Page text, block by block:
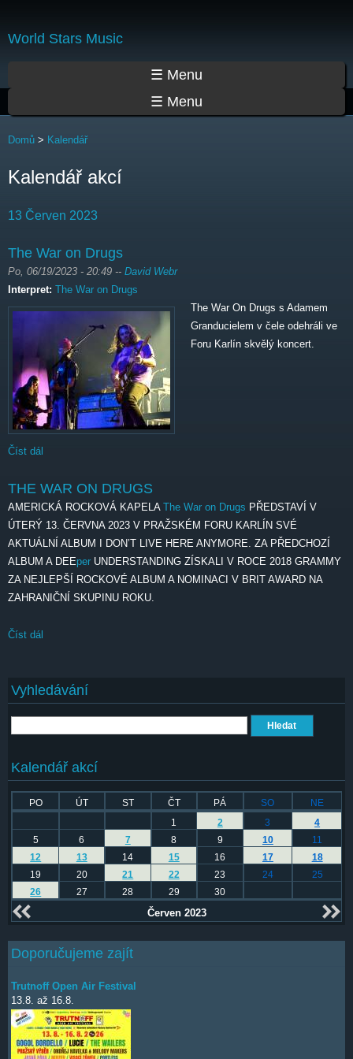
World Stars Music
☰ Menu
☰ Menu
Jste zde
Domů > Kalendář
Kalendář akcí
13 Červen 2023
The War on Drugs
Po, 06/19/2023 - 20:49 -- David Webr
Interpret: The War on Drugs
The War On Drugs s Adamem
Granducielem v čele odehráli ve
Foru Karlín skvělý koncert.
Číst dál
THE WAR ON DRUGS
AMERICKÁ ROCKOVÁ KAPELA The War on Drugs PŘEDSTAVÍ V
ÚTERÝ 13. ČERVNA 2023 V PRAŽSKÉM FORU KARLÍN SVÉ
AKTUÁLNÍ ALBUM I DON’T LIVE HERE ANYMORE. ZA PŘEDCHOZÍ
ALBUM A DEEper UNDERSTANDING ZÍSKALI V ROCE 2018 GRAMMY
ZA NEJLEPŠÍ ROCKOVÉ ALBUM A NOMINACI V BRIT AWARD NA
ZAHRANIČNÍ SKUPINU ROKU.
Číst dál
Vyhledávání
Kalendář akcí
PO ÚT ST ČT PÁ SO
NE
1
2 3
4
5
6 7 8 9 10
11
12
13 14 15 16 17
18
19
20 21 22 23 24
25
26
27 28 29 30
Červen 2023
Doporučujeme zajít
Trutnoff Open Air Festival
13.8. až 16.8.